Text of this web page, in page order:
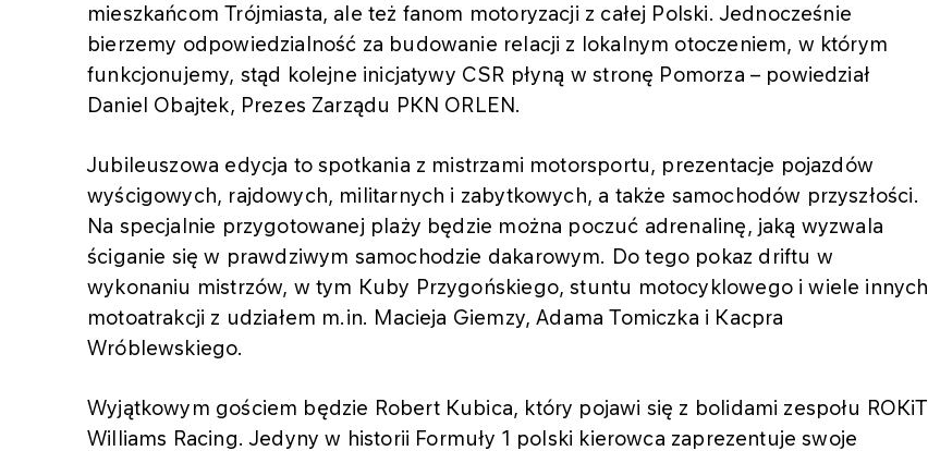
mieszkańcom Trójmiasta, ale też fanom motoryzacji z całej Polski. Jednocześnie
bierzemy odpowiedzialność za budowanie relacji z lokalnym otoczeniem, w którym
funkcjonujemy, stąd kolejne inicjatywy CSR płyną w stronę Pomorza – powiedział
Daniel Obajtek, Prezes Zarządu PKN ORLEN.
Jubileuszowa edycja to spotkania z mistrzami motorsportu, prezentacje pojazdów
wyścigowych, rajdowych, militarnych i zabytkowych, a także samochodów przyszłości.
Na specjalnie przygotowanej plaży będzie można poczuć adrenalinę, jaką wyzwala
ściganie się w prawdziwym samochodzie dakarowym. Do tego pokaz driftu w
wykonaniu mistrzów, w tym Kuby Przygońskiego, stuntu motocyklowego i wiele innych
motoatrakcji z udziałem m.in. Macieja Giemzy, Adama Tomiczka i Kacpra
Wróblewskiego.
Wyjątkowym gościem będzie Robert Kubica, który pojawi się z bolidami zespołu ROKiT
Williams Racing. Jedyny w historii Formuły 1 polski kierowca zaprezentuje swoje